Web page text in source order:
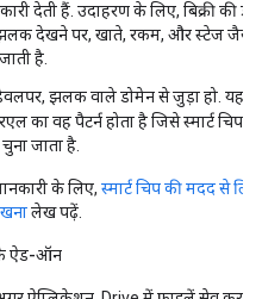
देती हैं. उदाहरण के लिए, बिक्री की
देखने पर, खाते, रकम, और स्टेज जैसी
है.
झलक वाले डोमेन से जुड़ा हो. यह
का वह पैटर्न होता है जिसे स्मार्ट चिप
जाता है.
के लिए, स्मार्ट चिप की मदद से
लेख पढ़ें.
ऐड-ऑन